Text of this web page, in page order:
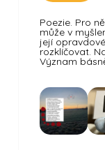
Poezie. Pro
může v
její
rozklíčovat.
Význam